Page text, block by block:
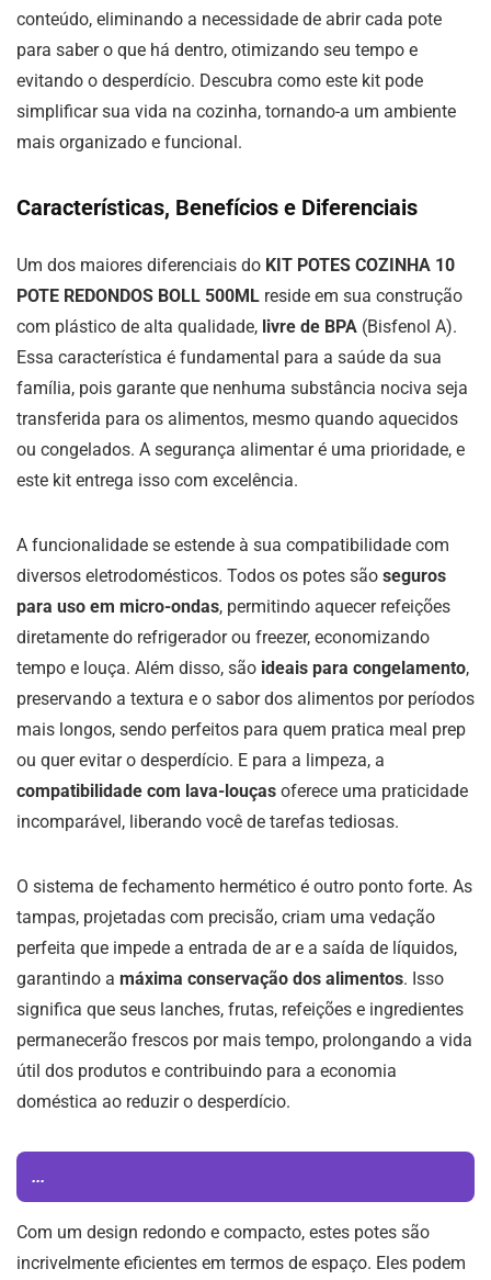
conteúdo, eliminando a necessidade de abrir cada pote
para saber o que há dentro, otimizando seu tempo e
evitando o desperdício. Descubra como este kit pode
simplificar sua vida na cozinha, tornando-a um ambiente
mais organizado e funcional.
Características, Benefícios e Diferenciais
Um dos maiores diferenciais do KIT POTES COZINHA 10
POTE REDONDOS BOLL 500ML reside em sua construção
com plástico de alta qualidade, livre de BPA (Bisfenol A).
Essa característica é fundamental para a saúde da sua
família, pois garante que nenhuma substância nociva seja
transferida para os alimentos, mesmo quando aquecidos
ou congelados. A segurança alimentar é uma prioridade, e
este kit entrega isso com excelência.
A funcionalidade se estende à sua compatibilidade com
diversos eletrodomésticos. Todos os potes são seguros
para uso em micro-ondas, permitindo aquecer refeições
diretamente do refrigerador ou freezer, economizando
tempo e louça. Além disso, são ideais para congelamento,
preservando a textura e o sabor dos alimentos por períodos
mais longos, sendo perfeitos para quem pratica meal prep
ou quer evitar o desperdício. E para a limpeza, a
compatibilidade com lava-louças oferece uma praticidade
incomparável, liberando você de tarefas tediosas.
O sistema de fechamento hermético é outro ponto forte. As
tampas, projetadas com precisão, criam uma vedação
perfeita que impede a entrada de ar e a saída de líquidos,
garantindo a máxima conservação dos alimentos. Isso
significa que seus lanches, frutas, refeições e ingredientes
permanecerão frescos por mais tempo, prolongando a vida
útil dos produtos e contribuindo para a economia
doméstica ao reduzir o desperdício.
...
Com um design redondo e compacto, estes potes são
incrivelmente eficientes em termos de espaço. Eles podem